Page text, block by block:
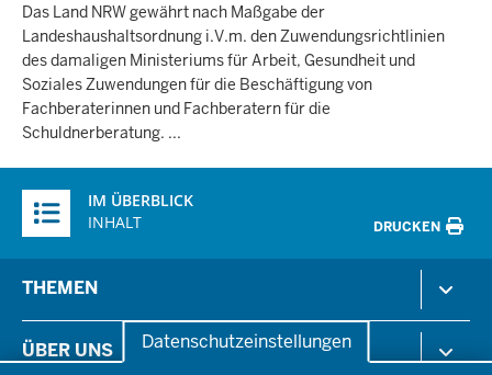
Datenschutzeinstellungen
L
T
S
S
E
T
Das Land NRW gewährt nach Maßgabe der
Landeshaushaltsordnung i.V.m. den Zuwendungsrichtlinien
des damaligen Ministeriums für Arbeit, Gesundheit und
Soziales Zuwendungen für die Beschäftigung von
Fachberaterinnen und Fachberatern für die
Schuldnerberatung. ...
Inhalte
IM ÜBERBLICK
INHALT
DRUCKEN
in
der
Fußzeile
THEMEN
Gesundheit & Soziales
ÜBER UNS